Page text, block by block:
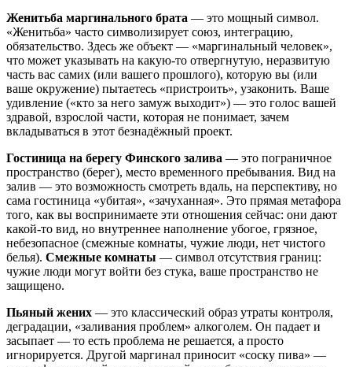
Женитьба маргинального брата — это мощный символ.
«Женитьба» часто символизирует союз, интеграцию,
обязательство. Здесь же объект — «маргинальный человек»,
что может указывать на какую-то отвергнутую, неразвитую
часть вас самих (или вашего прошлого), которую вы (или
ваше окружение) пытаетесь «пристроить», узаконить. Ваше
удивление («кто за него замуж выходит») — это голос вашей
здравой, взрослой части, которая не понимает, зачем
вкладываться в этот безнадёжный проект.
Гостиница на берегу Финского залива — это пограничное
пространство (берег), место временного пребывания. Вид на
залив — это возможность смотреть вдаль, на перспективу, но
сама гостиница «убитая», «зачуханная». Это прямая метафора
того, как вы воспринимаете эти отношения сейчас: они дают
какой-то вид, но внутреннее наполнение убогое, грязное,
небезопасное (смежные комнаты, чужие люди, нет чистого
белья). Смежные комнаты — символ отсутствия границ:
чужие люди могут войти без стука, ваше пространство не
защищено.
Пьяный жених — это классический образ утраты контроля,
деградации, «заливания проблем» алкоголем. Он падает и
засыпает — то есть проблема не решается, а просто
игнорируется. Другой маргинал приносит «соску пива» —